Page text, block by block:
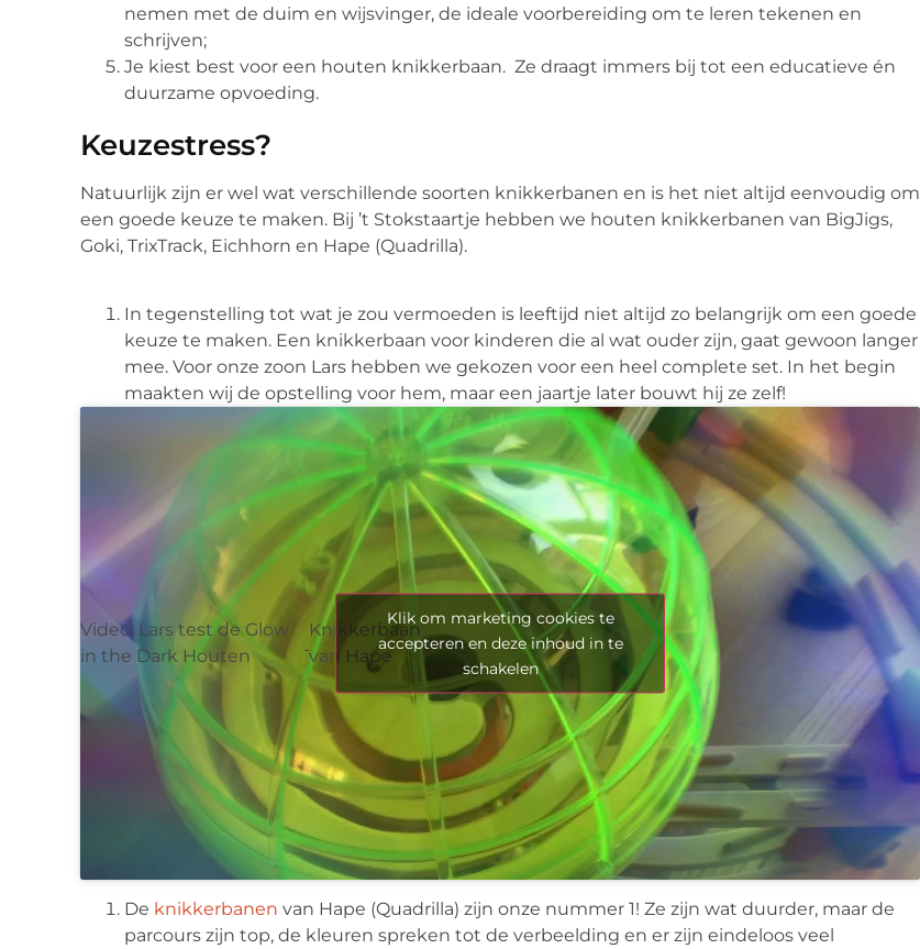
nemen met de duim en wijsvinger, de ideale voorbereiding om te leren tekenen en
schrijven;
Je kiest best voor een houten knikkerbaan. Ze draagt immers bij tot een educatieve én
duurzame opvoeding.
Keuzestress?
Natuurlijk zijn er wel wat verschillende soorten knikkerbanen en is het niet altijd eenvoudig om
een goede keuze te maken. Bij ’t Stokstaartje hebben we houten knikkerbanen van BigJigs,
Goki, TrixTrack, Eichhorn en Hape (Quadrilla).
In tegenstelling tot wat je zou vermoeden is leeftijd niet altijd zo belangrijk om een goede
keuze te maken. Een knikkerbaan voor kinderen die al wat ouder zijn, gaat gewoon langer
mee. Voor onze zoon Lars hebben we gekozen voor een heel complete set. In het begin
maakten wij de opstelling voor hem, maar een jaartje later bouwt hij ze zelf!
Video: Lars test de Glow
in the Dark Houten
Knikkerbaan
van Hape
Klik om marketing cookies te
accepteren en deze inhoud in te
schakelen
De knikkerbanen van Hape (Quadrilla) zijn onze nummer 1! Ze zijn wat duurder, maar de
parcours zijn top, de kleuren spreken tot de verbeelding en er zijn eindeloos veel